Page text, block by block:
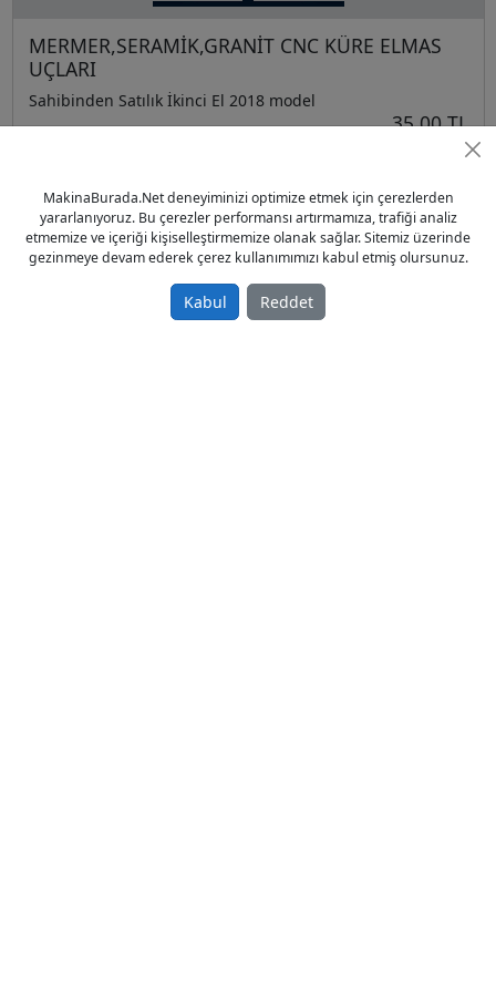
MERMER,SERAMİK,GRANİT CNC KÜRE ELMAS
UÇLARI
Sahibinden Satılık İkinci El 2018 model
35,00 TL
07.01.2019
MakinaBurada.Net deneyiminizi optimize etmek için çerezlerden
yararlanıyoruz. Bu çerezler performansı artırmamıza, trafiği analiz
etmemize ve içeriği kişiselleştirmemize olanak sağlar. Sitemiz üzerinde
gezinmeye devam ederek çerez kullanımımızı kabul etmiş olursunuz.
Kabul Reddet